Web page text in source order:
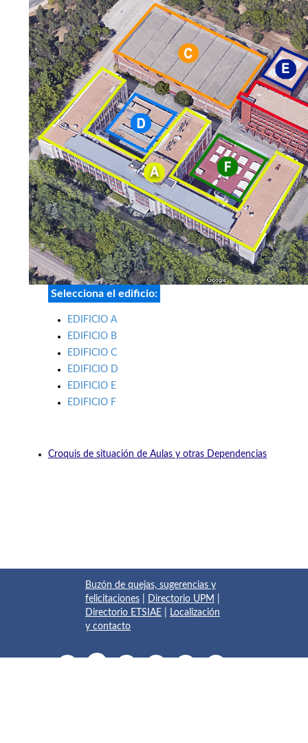
Selecciona el edificio:
EDIFICIO A
EDIFICIO B
EDIFICIO C
EDIFICIO D
EDIFICIO E
EDIFICIO F
Croquis de situación de Aulas y otras Dependencias
Buzón de quejas, sugerencias y
felicitaciones
Directorio UPM
Directorio ETSIAE
Localización
y contacto